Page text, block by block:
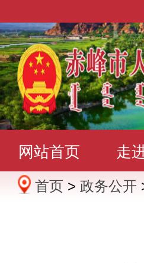
网站首页 走
办事服务 政
首页 > 政务公开